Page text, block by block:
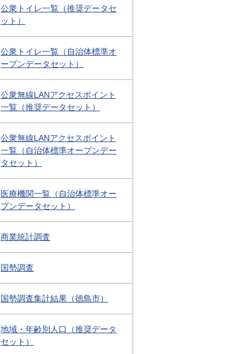
公衆トイレ一覧（推奨データセ
ット）
公衆トイレ一覧（自治体標準オ
ープンデータセット）
公衆無線LANアクセスポイント
一覧（推奨データセット）
公衆無線LANアクセスポイント
一覧（自治体標準オープンデー
タセット）
医療機関一覧（自治体標準オー
プンデータセット）
商業統計調査
国勢調査
国勢調査集計結果（徳島市）
地域・年齢別人口（推奨データ
セット）